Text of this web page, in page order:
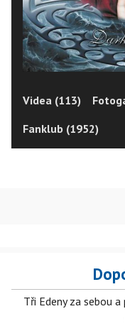
Videa (113)
Fanklub (1952)
Tři Edeny za sebou